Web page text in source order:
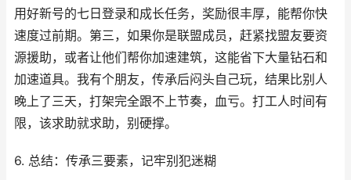
用好新号的七日登录和成长任务，奖励很丰厚，能帮你快
速度过前期。第三，如果你是联盟成员，赶紧找盟友要资
源援助，或者让他们帮你加速建筑，这能省下大量钻石和
加速道具。我有个朋友，传承后闷头自己玩，结果比别人
晚上了三天，打架完全跟不上节奏，血亏。打工人时间有
限，该求助就求助，别硬撑。
6. 总结：传承三要素，记牢别犯迷糊